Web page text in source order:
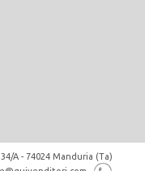
A - 74024 Manduria (Ta)